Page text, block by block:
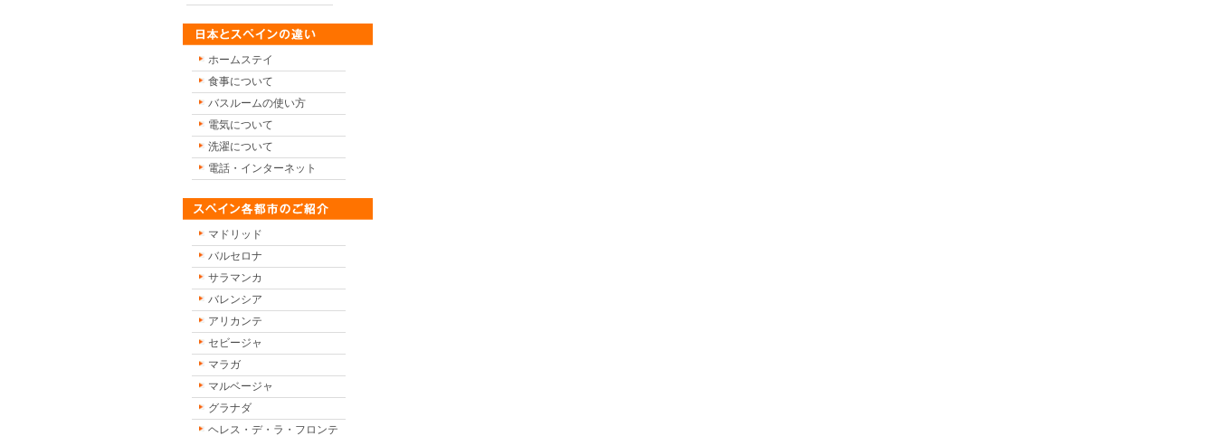
ホームステイ
食事について
バスルームの使い方
電気について
洗濯について
電話・インターネット
マドリッド
バルセロナ
サラマンカ
バレンシア
アリカンテ
セビージャ
マラガ
マルベージャ
グラナダ
ヘレス・デ・ラ・フロンテ